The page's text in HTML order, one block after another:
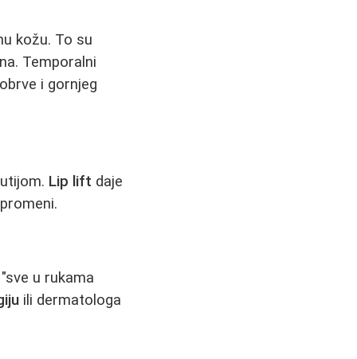
kožu. To su
Temporalni
i gornjeg
Lip lift daje
u rukama
ili dermatologa